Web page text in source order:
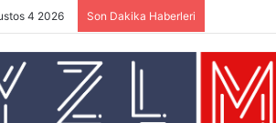
4 2026 Son Dakika Haberleri